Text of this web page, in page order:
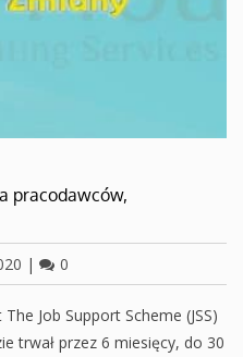
pracodawców,
| 0
Job Support Scheme (JSS)
trwał przez 6 miesięcy, do 30